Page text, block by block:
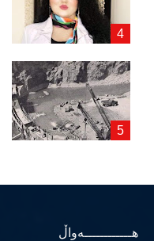
هــــــــــــەواڵ